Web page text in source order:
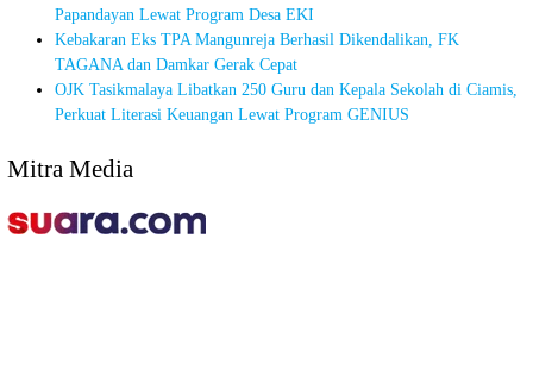
Papandayan Lewat Program Desa EKI
Kebakaran Eks TPA Mangunreja Berhasil Dikendalikan, FK
TAGANA dan Damkar Gerak Cepat
OJK Tasikmalaya Libatkan 250 Guru dan Kepala Sekolah di Ciamis,
Perkuat Literasi Keuangan Lewat Program GENIUS
Mitra Media